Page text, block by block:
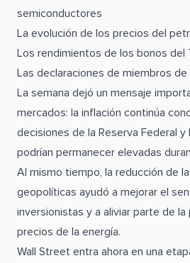
semiconductores
La evolución de los precios del
Los rendimientos de los bonos del
Las declaraciones de miembros de
La semana dejó un mensaje
mercados: la inflación continúa
decisiones de la Reserva Federal
podrían permanecer elevadas
Al mismo tiempo, la reducción de
geopolíticas ayudó a mejorar el
inversionistas y a aliviar parte de
precios de la energía.
Wall Street entra ahora en una